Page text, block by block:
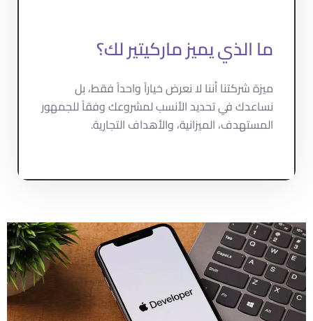
ما الذي يميز ماركيتير لك؟
ميزة شركتنا أننا لا نعرض خياراً واحداً فقط، بل
نساعدك في تحديد الأنسب لمشروعك وفقاً للجمهور
المستهدف، الميزانية، والأهداف التجارية.